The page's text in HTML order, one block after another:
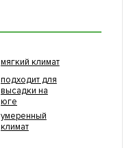
мягкий климат
подходит для
высадки на
юге
умеренный
климат